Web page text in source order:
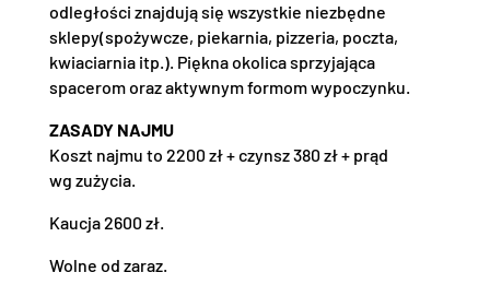
odległości znajdują się wszystkie niezbędne
sklepy(spożywcze, piekarnia, pizzeria, poczta,
kwiaciarnia itp.). Piękna okolica sprzyjająca
spacerom oraz aktywnym formom wypoczynku.
ZASADY NAJMU
Koszt najmu to 2200 zł + czynsz 380 zł + prąd
wg zużycia.
Kaucja 2600 zł.
Wolne od zaraz.